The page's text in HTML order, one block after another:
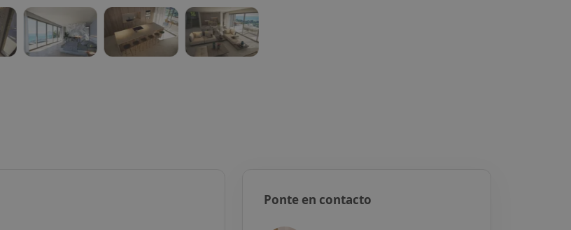
Ponte en contacto